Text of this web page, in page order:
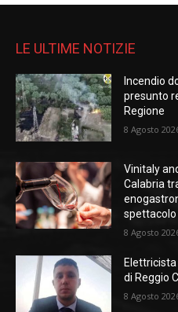
LE ULTIME NOTIZIE
Incendio
presunto
Regione
8 Agosto
Vinitaly
Calabria
spettacolo
8 Agosto
di Reggio
8 Agosto